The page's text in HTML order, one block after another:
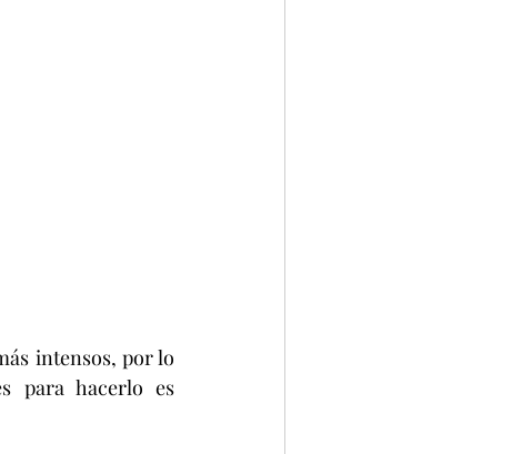
intensos, por lo
para hacerlo es